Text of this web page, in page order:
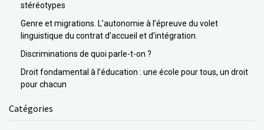
stéréotypes
Genre et migrations. L’autonomie à l’épreuve du volet
linguistique du contrat d’accueil et d’intégration.
Discriminations de quoi parle-t-on ?
Droit fondamental à l’éducation : une école pour tous, un droit
pour chacun
Catégories